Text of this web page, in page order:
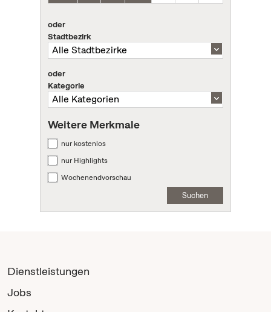
oder
Stadtbezirk
oder
Kategorie
Weitere Merkmale
nur kostenlos
nur Highlights
Wochenendvorschau
Suchen
Dienstleistungen
Jobs